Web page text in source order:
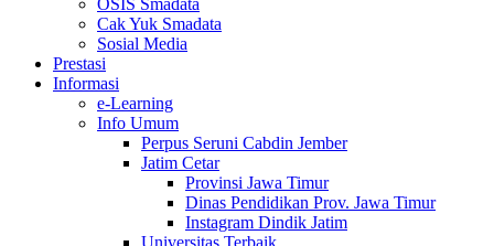
OSIS Smadata
Cak Yuk Smadata
Sosial Media
Prestasi
Informasi
e-Learning
Info Umum
Perpus Seruni Cabdin Jember
Jatim Cetar
Provinsi Jawa Timur
Dinas Pendidikan Prov. Jawa Timur
Instagram Dindik Jatim
Universitas Terbaik